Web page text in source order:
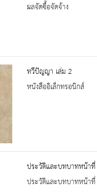
ผลจัดซื้อจัดจ้าง
ทวีปัญญา เล่ม 2
หนังสืออิเล็กทรอนิกส์
ประวัติและบทบาทหน้าที่
ประวัติและบทบาทหน้าที่